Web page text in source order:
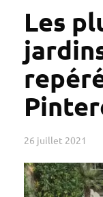
Les
26 juillet 2021